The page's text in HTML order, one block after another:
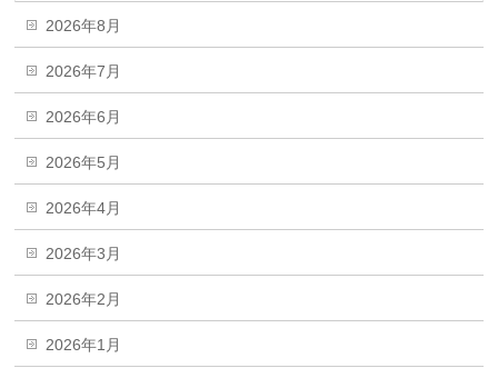
2026年8月
2026年7月
2026年6月
2026年5月
2026年4月
2026年3月
2026年2月
2026年1月